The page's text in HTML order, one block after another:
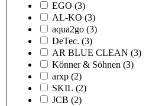
EGO (3)
AL-KO (3)
aqua2go (3)
DeTec. (3)
AR BLUE CLEAN (3)
Könner & Söhnen (3)
arxp (2)
SKIL (2)
JCB (2)